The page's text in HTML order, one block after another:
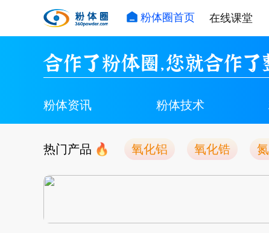
粉体圈首页 在线课堂
合作了粉体圈，您就合作了
粉体资讯 粉体技术
热门产品 氧化铝 氧化锆